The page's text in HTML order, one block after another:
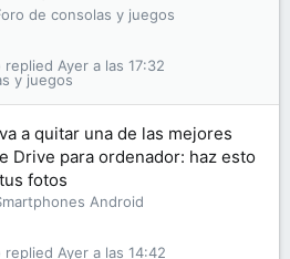
de consolas y juegos
y juegos
Ayer a las 17:32
a quitar una de las mejores
Drive para ordenador: haz esto
fotos
Android
Ayer a las 14:42